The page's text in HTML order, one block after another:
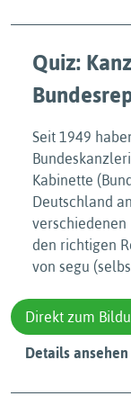
Quiz:
Seit 1949
Kabinette
Deutschland
verschiedenen
den richtigen
von segu
Direkt zum
Details ansehen